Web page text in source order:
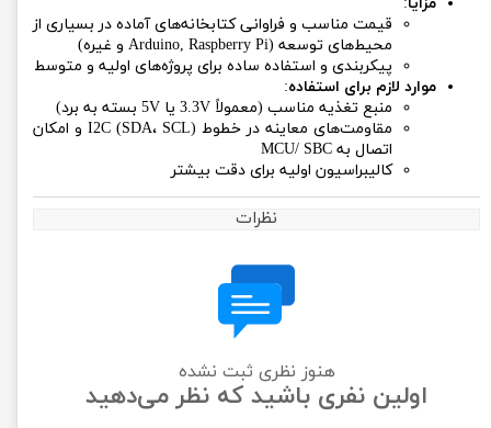
قیمت مناسب و فراوانی کتابخانه‌های آماده در بسیاری از
محیط‌های توسعه (Arduino, Raspberry Pi و غیره)
پیکربندی و استفاده ساده برای پروژه‌های اولیه و متوسط
موارد لازم برای استفاده:
منبع تغذیه مناسب (معمولاً 3.3V یا 5V بسته به برد)
مقاومت‌های معاینه در خطوط I2C (SDA، SCL) و امکان
اتصال به MCU/ SBC
کالیبراسیون اولیه برای دقت بیشتر
نظرات
هنوز نظری ثبت نشده
اولین نفری باشید که نظر می‌دهید